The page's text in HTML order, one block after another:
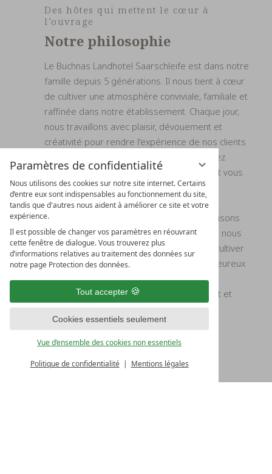
Paramètres de confidentialité
Nous utilisons des cookies sur notre site internet. Certains
d’entre eux sont indispensables au fonctionnement du site,
tandis que d'autres nous aident à améliorer ce site et votre
expérience.
Il est possible de changer vos paramètres en réouvrant
cette fenêtre de dialogue. Vous trouverez plus
d’informations relatives au traitement des données sur
notre page Protection des données.
Tout accepter
Cookies essentiels seulement
Vue d’ensemble des cookies non essentiels
Politique de confidentialité Mentions légales
Des hôtes qui mettent le cœur à
l’ouvrage
Notre philosophie
Le Buchnas Landhotel Saarschleife est dans notre
famille depuis 5 générations. Il nous tient à cœur
de cultiver une atmosphère conviviale, familiale et
raffinée dans notre établissement. Chaque jour,
nous travaillons avec plaisir, dévouement et
créativité pour rendre l'expérience de nos clients
encore plus unique. Chez nous, vous pouvez
laisser le stress quotidien derrière vous et vous
détendre totalement.
Tout ce que nous entreprenons, nous le faisons
avec enthousiasme. Notre métier est pour nous
une vocation, il nous oblige à innover et à cultiver
les traditions artisanales. Nous sommes heureux
de pouvoir faire ce que nous faisons - une
reconnaissance que nos clients ressentent et
apprécient.